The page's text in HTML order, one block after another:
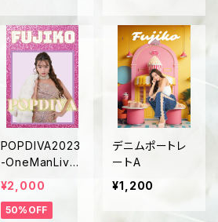
POPDIVA2023
-OneManLive
DVD
¥2,000
50%OFF
デニムポートレ
ートA
¥1,200